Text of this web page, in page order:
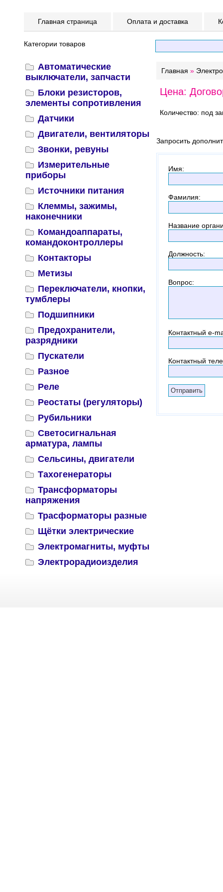
Главная страница Оплата и доставка
Категории товаров
Автоматические
выключатели, запчасти
Блоки резисторов,
элементы сопротивления
Датчики
Двигатели, вентиляторы
Звонки, ревуны
Измерительные
приборы
Источники питания
Клеммы, зажимы,
наконечники
Командоаппараты,
командоконтроллеры
Контакторы
Метизы
Переключатели, кнопки,
тумблеры
Подшипники
Предохранители,
разрядники
Пускатели
Разное
Реле
Реостаты (регуляторы)
Рубильники
Светосигнальная
арматура, лампы
Сельсины, двигатели
Тахогенераторы
Трансформаторы
напряжения
Трасформаторы разные
Щётки электрические
Электромагниты, муфты
Электрорадиоизделия
Главная »
Цена:
Количество: под
Запросить
Имя:
Фамилия:
Название
Должность:
Вопрос:
Контактный e-
Контактный